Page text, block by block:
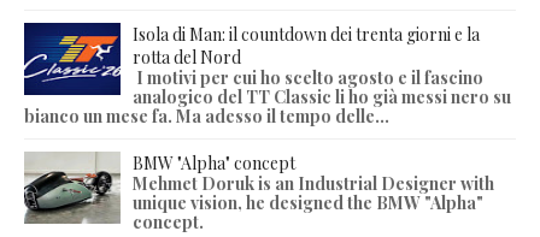
Isola di Man: il countdown dei trenta giorni e la
rotta del Nord
I motivi per cui ho scelto agosto e il fascino
analogico del TT Classic li ho già messi nero su
bianco un mese fa. Ma adesso il tempo delle...
BMW "Alpha" concept
Mehmet Doruk is an Industrial Designer with
unique vision, he designed the BMW "Alpha"
concept.